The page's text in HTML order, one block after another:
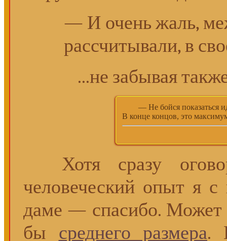
— И очень жаль,
рассчитывали, в
...не забывая
— Не бойся показаться
В конце концов, это
Хотя сразу
человеческий опыт я с
даме — спасибо. Может
бы среднего размера.